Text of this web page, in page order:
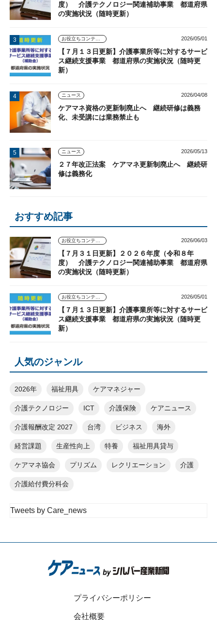
度） 介護テクノロジー関連補助事業 都道府県
の実施状況（随時更新）
2026/05/01
【７月１３日更新】介護事業所等に対するサービ
ス継続支援事業 都道府県の実施状況（随時更
新）
ニュース 2026/04/08
ケアマネ資格の更新制廃止へ 継続研修は義務
化、未受講には業務禁止も
ニュース 2026/05/13
２７年改正法案 ケアマネ更新制廃止へ 継続研
修は義務化
おすすめ記事
2026/06/03
【７月３１日更新】２０２６年度（令和８年
度） 介護テクノロジー関連補助事業 都道府県
の実施状況（随時更新）
2026/05/01
【７月１３日更新】介護事業所等に対するサービ
ス継続支援事業 都道府県の実施状況（随時更
新）
人気のジャンル
2026年 福祉用具 ケアマネジャー
介護テクノロジー ICT 介護保険 ケアニュース
介護報酬改定 2027 台湾 ビジネス 海外
経営課題 生産性向上 特養 福祉用具貸与
ケアマネ協会 プリズム レクリエーション 介護
介護給付費分科会
Tweets by Care_news
プライバシーポリシー
会社概要